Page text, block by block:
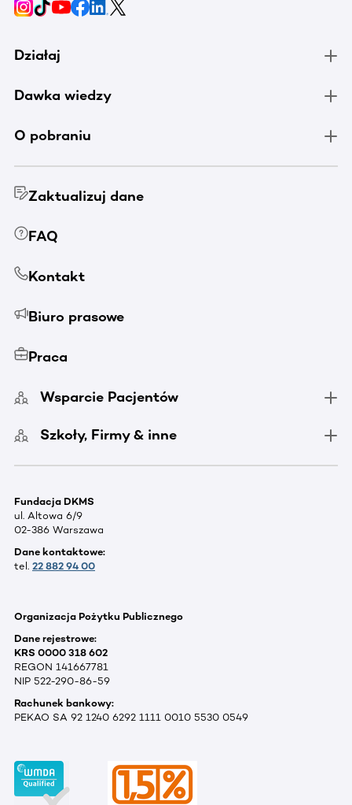
Działaj
Dawka wiedzy
O pobraniu
Zaktualizuj dane
FAQ
Kontakt
Biuro prasowe
Praca
Wsparcie Pacjentów
Szkoły, Firmy & inne
Fundacja DKMS
ul. Altowa 6/9
02-386 Warszawa
Dane kontaktowe:
tel. 22 882 94 00
Organizacja Pożytku Publicznego
Dane rejestrowe:
KRS 0000 318 602
REGON 141667781
NIP 522-290-86-59
Rachunek bankowy:
PEKAO SA 92 1240 6292 1111 0010 5530 0549